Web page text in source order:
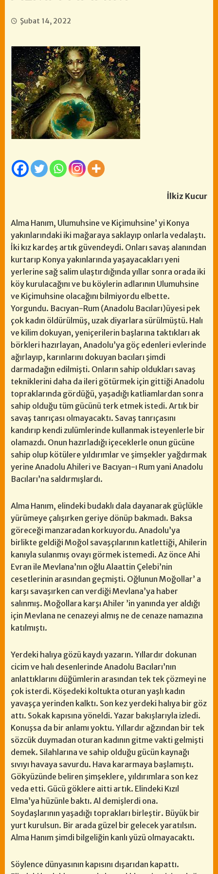
Şubat 14, 2022
İlkiz Kucur
Alma Hanım, Ulumuhsine ve Kiçimuhsine’ yi Konya
yakınlarındaki iki mağaraya saklayıp onlarla vedalaştı.
İki kız kardeş artık güvendeydi. Onları savaş alanından
kurtarıp Konya yakınlarında yaşayacakları yeni
yerlerine sağ salim ulaştırdığında yıllar sonra orada iki
köy kurulacağını ve bu köylerin adlarının Ulumuhsine
ve Kiçimuhsine olacağını bilmiyordu elbette.
Yorgundu. Bacıyan-Rum (Anadolu Bacıları)üyesi pek
çok kadın öldürülmüş, uzak diyarlara sürülmüştü. Halı
ve kilim dokuyan, yeniçerilerin başlarına taktıkları ak
börkleri hazırlayan, Anadolu’ya göç edenleri evlerinde
ağırlayıp, karınlarını dokuyan bacıları şimdi
darmadağın edilmişti. Onların sahip oldukları savaş
tekniklerini daha da ileri götürmek için gittiği Anadolu
topraklarında gördüğü, yaşadığı katliamlardan sonra
sahip olduğu tüm gücünü terk etmek istedi. Artık bir
savaş tanrıçası olmayacaktı. Savaş tanrıçasını
kandırıp kendi zulümlerinde kullanmak isteyenlerle bir
olamazdı. Onun hazırladığı içeceklerle onun gücüne
sahip olup kötülere yıldırımlar ve şimşekler yağdırmak
yerine Anadolu Ahileri ve Bacıyan-ı Rum yani Anadolu
Bacıları’na saldırmışlardı.
Alma Hanım, elindeki budaklı dala dayanarak güçlükle
yürümeye çalışırken geriye dönüp bakmadı. Baksa
göreceği manzaradan korkuyordu. Anadolu’ya
birlikte geldiği Moğol savaşçılarının katlettiği, Ahilerin
kanıyla sulanmış ovayı görmek istemedi. Az önce Ahi
Evran ile Mevlana’nın oğlu Alaattin Çelebi’nin
cesetlerinin arasından geçmişti. Oğlunun Moğollar’ a
karşı savaşırken can verdiği Mevlana’ya haber
salınmış. Moğollara karşı Ahiler ’in yanında yer aldığı
için Mevlana ne cenazeyi almış ne de cenaze namazına
katılmıştı.
Yerdeki halıya gözü kaydı yazarın. Yıllardır dokunan
cicim ve halı desenlerinde Anadolu Bacıları’nın
anlattıklarını düğümlerin arasından tek tek çözmeyi ne
çok isterdi. Köşedeki koltukta oturan yaşlı kadın
yavaşça yerinden kalktı. Son kez yerdeki halıya bir göz
attı. Sokak kapısına yöneldi. Yazar bakışlarıyla izledi.
Konuşsa da bir anlamı yoktu. Yıllardır ağzından bir tek
sözcük duymadan oturan kadının gitme vakti gelmişti
demek. Silahlarına ve sahip olduğu gücün kaynağı
sıvıyı havaya savurdu. Hava kararmaya başlamıştı.
Gökyüzünde beliren şimşeklere, yıldırımlara son kez
veda etti. Gücü göklere aitti artık. Elindeki Kızıl
Elma’ya hüzünle baktı. Al demişlerdi ona.
Soydaşlarının yaşadığı toprakları birleştir. Büyük bir
yurt kurulsun. Bir arada güzel bir gelecek yaratılsın.
Alma Hanım şimdi bilgeliğin kanlı yüzü olmayacaktı.
Söylence dünyasının kapısını dışarıdan kapattı.